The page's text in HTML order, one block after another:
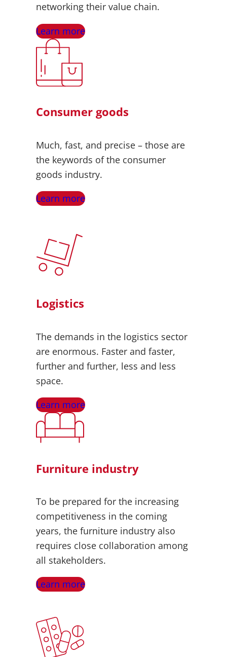
networking their value chain.
Learn more
Consumer goods
Much, fast, and precise – those are
the keywords of the consumer
goods industry.
Learn more
Logistics
The demands in the logistics sector
are enormous. Faster and faster,
further and further, less and less
space.
Learn more
Furniture industry
To be prepared for the increasing
competitiveness in the coming
years, the furniture industry also
requires close collaboration among
all stakeholders.
Learn more